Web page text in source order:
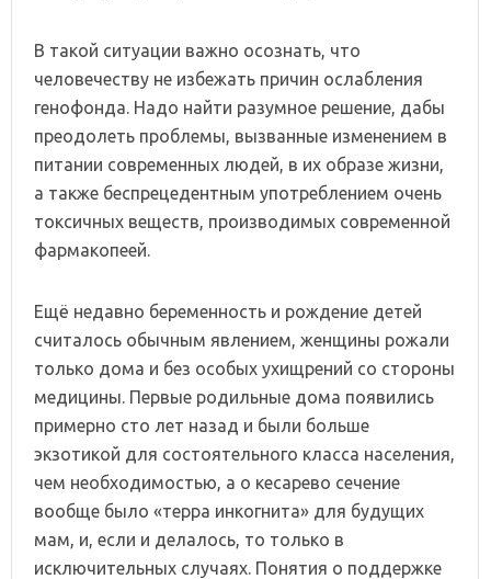
В такой ситуации важно осознать, что
человечеству не избежать причин ослабления
генофонда. Надо найти разумное решение, дабы
преодолеть проблемы, вызванные изменением в
питании современных людей, в их образе жизни,
а также беспрецедентным употреблением очень
токсичных веществ, производимых современной
фармакопеей.
Ещё недавно беременность и рождение детей
считалось обычным явлением, женщины рожали
только дома и без особых ухищрений со стороны
медицины. Первые родильные дома появились
примерно сто лет назад и были больше
экзотикой для состоятельного класса населения,
чем необходимостью, а о кесарево сечение
вообще было «терра инкогнита» для будущих
мам, и, если и делалось, то только в
исключительных случаях. Понятия о поддержке